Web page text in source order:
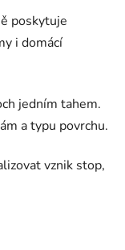
poskytuje
i domácí
jedním tahem.
a typu povrchu.
vznik stop,